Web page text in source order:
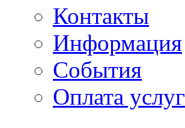
Контакты
Информация
Cобытия
Оплата услуг